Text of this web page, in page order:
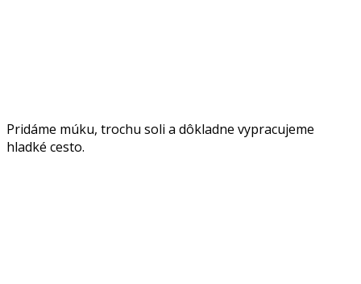
Pridáme múku, trochu soli a dôkladne vypracujeme
hladké cesto.